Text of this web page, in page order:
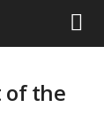
of the